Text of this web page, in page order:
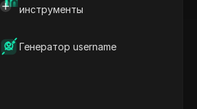
инструменты
Генератор username